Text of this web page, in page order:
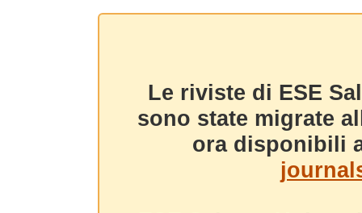
Le riviste di ESE
sono state migrate
ora disponibili